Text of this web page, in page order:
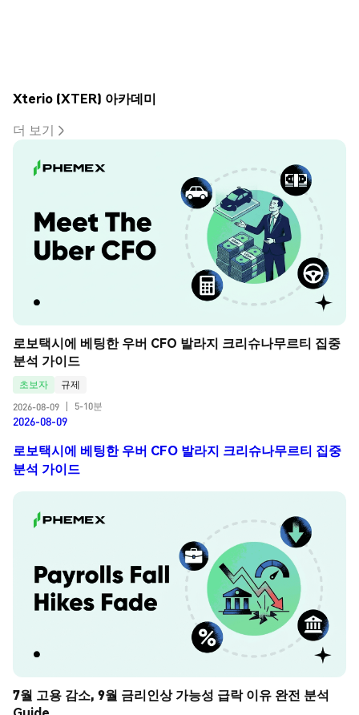
Xterio (XTER) 아카데미
더 보기
로보택시에 베팅한 우버 CFO 발라지 크리슈나무르티 집중
분석 가이드
초보자
규제
2026-08-09
5-10분
2026-08-09
로보택시에 베팅한 우버 CFO 발라지 크리슈나무르티 집중
분석 가이드
7월 고용 감소, 9월 금리인상 가능성 급락 이유 완전 분석